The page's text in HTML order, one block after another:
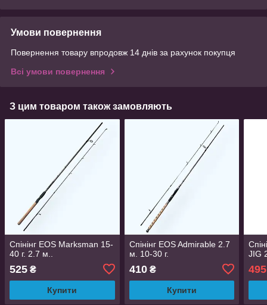
Умови повернення
Повернення товару впродовж 14 днів за рахунок покупця
Всі умови повернення
З цим товаром також замовляють
Спінінг EOS Marksman 15-
40 г. 2.7 м..
525 ₴
Купити
Спінінг EOS Admirable 2.7
м. 10-30 г.
410₴
Купити
JIG